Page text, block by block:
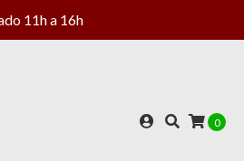
11h a 16h
0